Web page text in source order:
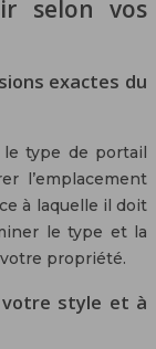
selon vos
exactes du
type de portail
l’emplacement
à laquelle il doit
le type et la
propriété.
votre style et à